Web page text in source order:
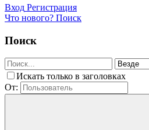
Вход Регистрация
Что нового? Поиск
Поиск
Искать только в заголовках
От: